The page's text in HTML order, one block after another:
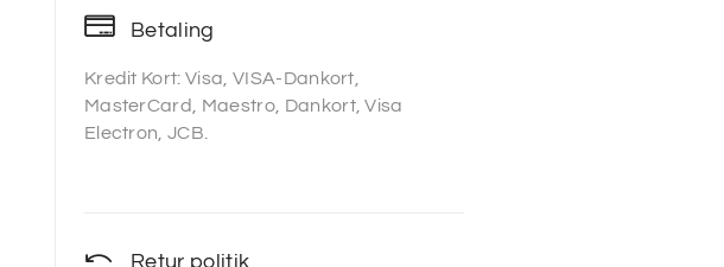
Betaling
Kredit Kort: Visa, VISA-Dankort,
MasterCard, Maestro, Dankort, Visa
Electron, JCB.
Retur politik